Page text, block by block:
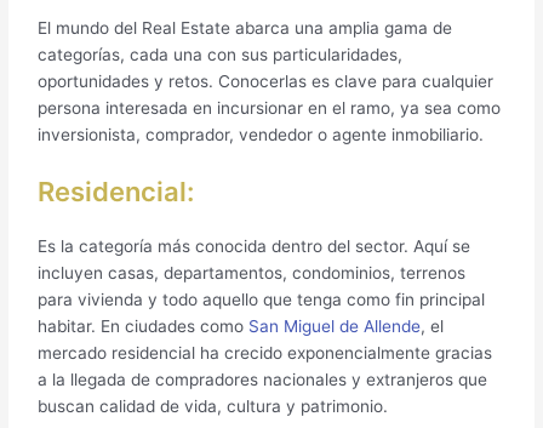
El mundo del Real Estate abarca una amplia gama de
categorías, cada una con sus particularidades,
oportunidades y retos. Conocerlas es clave para cualquier
persona interesada en incursionar en el ramo, ya sea como
inversionista, comprador, vendedor o agente inmobiliario.
Residencial:
Es la categoría más conocida dentro del sector. Aquí se
incluyen casas, departamentos, condominios, terrenos
para vivienda y todo aquello que tenga como fin principal
habitar. En ciudades como San Miguel de Allende, el
mercado residencial ha crecido exponencialmente gracias
a la llegada de compradores nacionales y extranjeros que
buscan calidad de vida, cultura y patrimonio.